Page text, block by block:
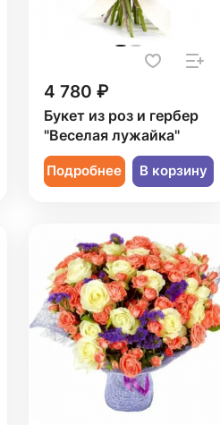
4 780 ₽
Букет из роз и гербер
"Веселая лужайка"
Подробнее В корзину